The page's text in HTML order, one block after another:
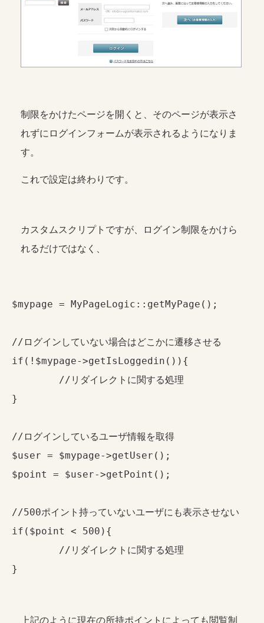
制限をかけたページを開くと、そのページが表示さ
れずにログインフォームが表示されるようになりま
す。
これで設定は終わりです。
カスタムスクリプトですが、ログイン制限をかけら
れるだけではなく、
$mypage = MyPageLogic::getMyPage();
//ログインしていない場合はどこかに遷移させる
if(!$mypage->getIsLoggedin()){
}
//ログインしているユーザ情報を取得
$user = $mypage->getUser();
$point = $user->getPoint();
//500ポイント持っていないユーザにも表示させない
if($point < 500){
}
上記のように現在の所持ポイントによっても閲覧制